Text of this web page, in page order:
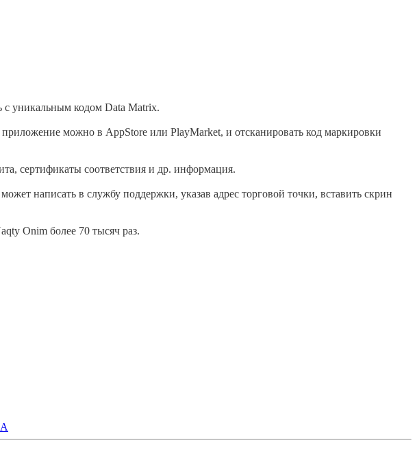
с уникальным кодом Data Matrix.
можно в AppStore или PlayMarket, и отсканировать код маркировки
сертификаты соответствия и др. информация.
написать в службу поддержки, указав адрес торговой точки, вставить скрин
Onim более 70 тысяч раз.